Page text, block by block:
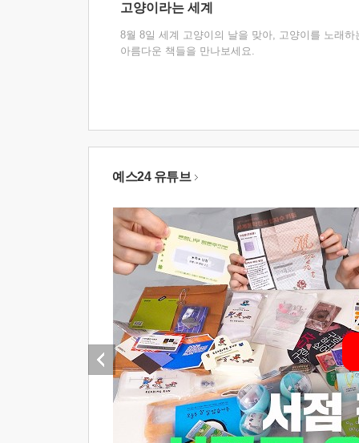
고양이라는 세계
8월 8일 세계 고양이의 날을 맞아, 고양이를 노래하
아름다운 책들을 만나보세요.
예스24 유튜브